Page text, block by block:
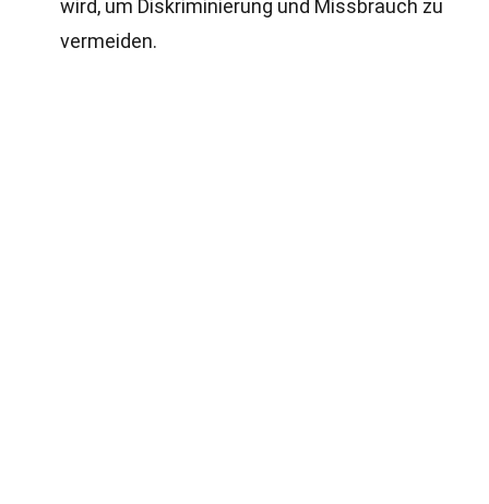
wird, um Diskriminierung und Missbrauch zu
vermeiden.